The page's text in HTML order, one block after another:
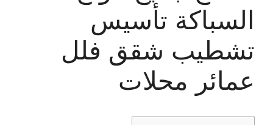
السباكة تأسيس
تشطيب شقق فلل
عمائر محلات